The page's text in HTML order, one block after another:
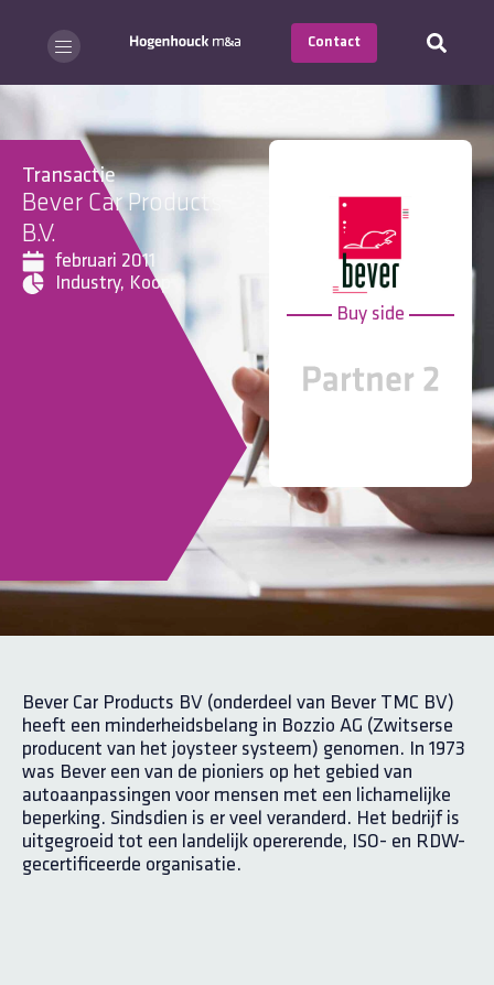
Contact
Transactie
Bever Car Products
B.V.
februari 2011
Industry, Koop
Buy side
Bever Car Products BV (onderdeel van Bever TMC BV)
heeft een minderheidsbelang in Bozzio AG (Zwitserse
producent van het joysteer systeem) genomen. In 1973
was Bever een van de pioniers op het gebied van
autoaanpassingen voor mensen met een lichamelijke
beperking. Sindsdien is er veel veranderd. Het bedrijf is
uitgegroeid tot een landelijk opererende, ISO- en RDW-
gecertificeerde organisatie.